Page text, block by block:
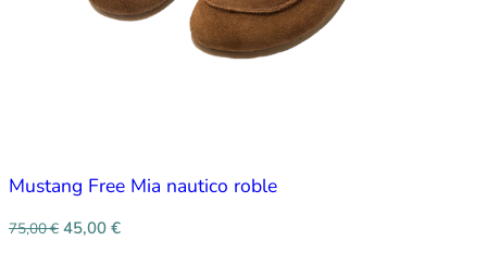
Mustang Free Mia nautico roble
75,00€ 45,00 €